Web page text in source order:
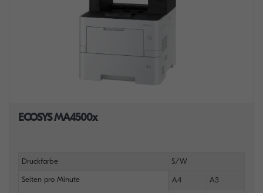
ECOSYS MA4500x
Druckfarbe S/W
Seiten pro Minute A4 A3